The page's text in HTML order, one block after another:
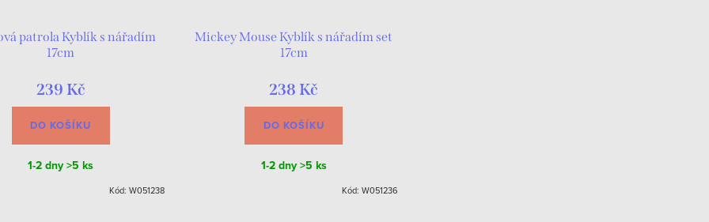
patrola Kyblík s nářadím
17cm
239 Kč
DO KOŠÍKU
1-2 dny>5 ks
Kód: W051238
Mickey Mouse Kyblík s nářadím set
17cm
238 Kč
DO KOŠÍKU
1-2 dny>5 ks
Kód: W051236